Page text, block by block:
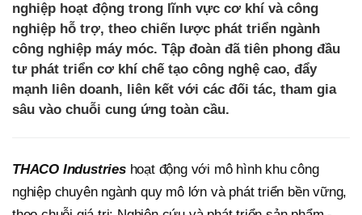
nghiệp hoạt động trong lĩnh vực cơ khí và công
nghiệp hỗ trợ, theo chiến lược phát triển ngành
công nghiệp máy móc. Tập đoàn đã tiên phong đầu
tư phát triển cơ khí chế tạo công nghệ cao, đẩy
mạnh liên doanh, liên kết với các đối tác, tham gia
sâu vào chuỗi cung ứng toàn cầu.
THACO Industrieshoạt động với mô hình khu công
nghiệp chuyên ngành quy mô lớn và phát triển bền vững,